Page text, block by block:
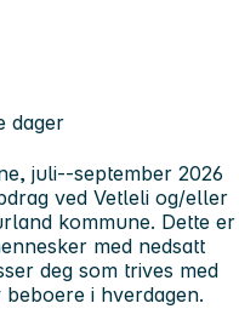
dager
juli--september 2026
ved Vetleli og/eller
kommune. Dette er
med nedsatt
deg som trives med
i hverdagen.